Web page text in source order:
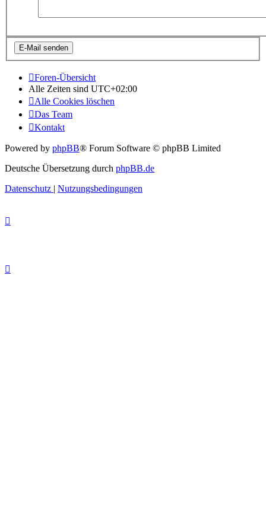
Foren-Übersicht
Alle Zeiten sind UTC+02:00
Alle Cookies löschen
Das Team
Kontakt
Powered by phpBB® Forum Software © phpBB Limited
Deutsche Übersetzung durch phpBB.de
Datenschutz | Nutzungsbedingungen